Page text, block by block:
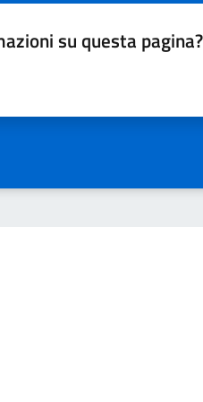
su questa pagina?